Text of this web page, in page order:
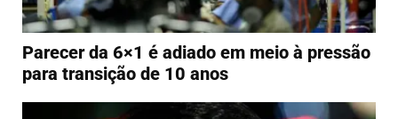
Parecer da 6×1 é adiado em meio à pressão
para transição de 10 anos